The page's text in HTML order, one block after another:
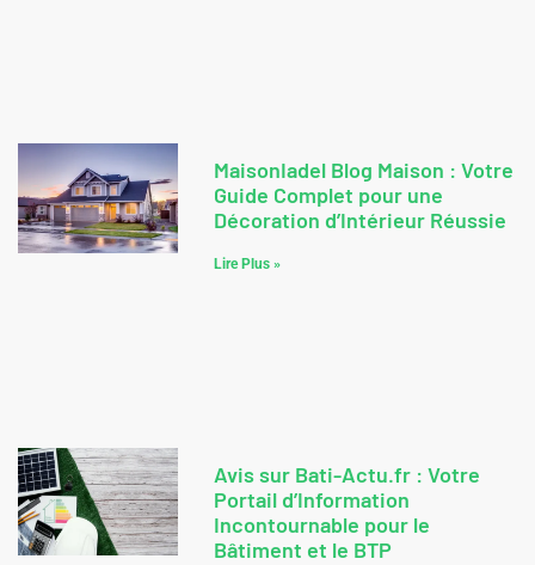
MaisonIadel Blog Maison : Votre
Guide Complet pour une
Décoration d’Intérieur Réussie
Lire Plus »
Avis sur Bati-Actu.fr : Votre
Portail d’Information
Incontournable pour le
Bâtiment et le BTP